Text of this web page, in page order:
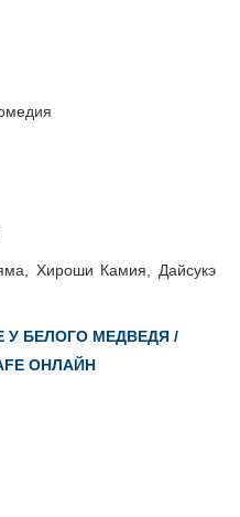
Хироши Камия, Дайсукэ
У БЕЛОГО МЕДВЕДЯ /
ОНЛАЙН